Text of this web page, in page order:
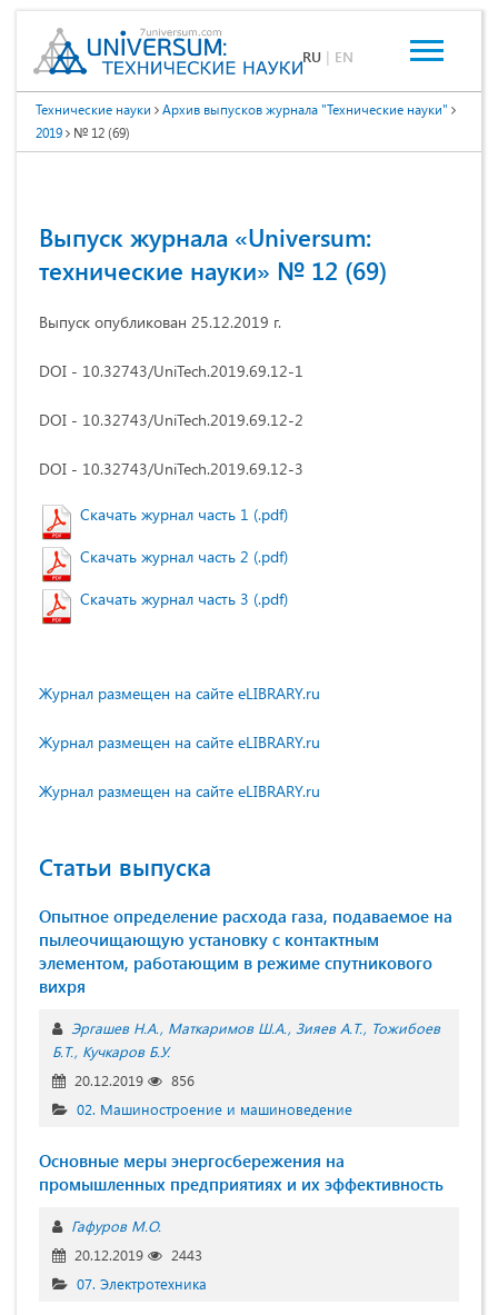
RU | EN
Технические науки
Архив выпусков журнала "Технические науки"
2019
№ 12 (69)
Выпуск журнала «Universum:
технические науки» № 12 (69)
Выпуск опубликован 25.12.2019 г.
DOI - 10.32743/UniTech.2019.69.12-1
DOI - 10.32743/UniTech.2019.69.12-2
DOI - 10.32743/UniTech.2019.69.12-3
Скачать журнал часть 1 (.pdf)
Скачать журнал часть 2 (.pdf)
Скачать журнал часть 3 (.pdf)
Журнал размещен на сайте eLIBRARY.ru
Журнал размещен на сайте eLIBRARY.ru
Журнал размещен на сайте eLIBRARY.ru
Статьи выпуска
Опытное определение расхода газа, подаваемое на
пылеочищающую установку с контактным
элементом, работающим в режиме спутникового
вихря
Эргашев Н.А. Маткаримов Ш.А. Зияев А.Т. Тожибоев
Б.Т. Кучкаров Б.У.
20.12.2019
856
02. Машиностроение и машиноведение
Основные меры энергосбережения на
промышленных предприятиях и их эффективность
Гафуров М.О.
20.12.2019
2443
07. Электротехника